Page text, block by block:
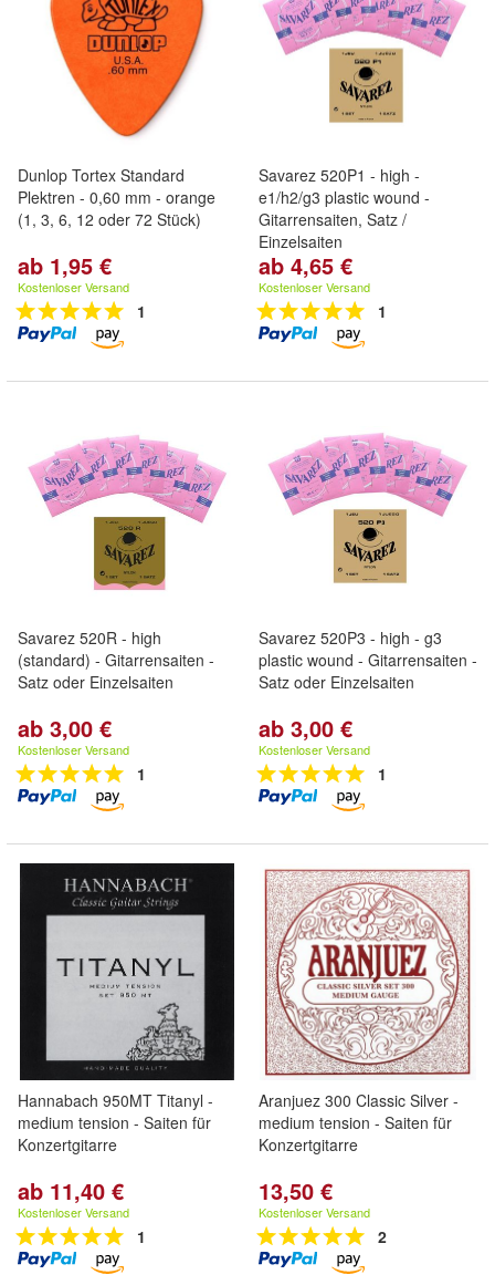
Dunlop Tortex Standard
Plektren - 0,60 mm - orange
(1, 3, 6, 12 oder 72 Stück)
ab 1,95 €
Kostenloser Versand
1
Savarez 520P1 - high -
e1/h2/g3 plastic wound -
Gitarrensaiten, Satz /
Einzelsaiten
ab 4,65 €
Kostenloser Versand
1
Savarez 520R - high
(standard) - Gitarrensaiten -
Satz oder Einzelsaiten
ab 3,00 €
Kostenloser Versand
1
Savarez 520P3 - high - g3
plastic wound - Gitarrensaiten -
Satz oder Einzelsaiten
ab 3,00 €
Kostenloser Versand
1
Hannabach 950MT Titanyl -
medium tension - Saiten für
Konzertgitarre
ab 11,40 €
Kostenloser Versand
1
Aranjuez 300 Classic Silver -
medium tension - Saiten für
Konzertgitarre
13,50 €
Kostenloser Versand
2